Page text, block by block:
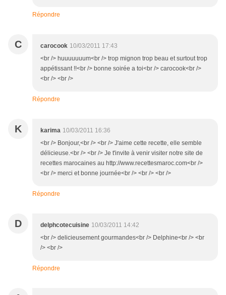
Répondre
C carocook 10/03/2011 17:43
<br /> huuuuuuum<br /> trop mignon trop beau et surtout trop
appétissant !!<br /> bonne soirée a toi<br /> carocook<br />
<br /> <br />
Répondre
K karima 10/03/2011 16:36
<br /> Bonjour,<br /> <br /> J'aime cette recette, elle semble
délicieuse.<br /> <br /> Je t'invite à venir visiter notre site de
recettes marocaines au http://www.recettesmaroc.com<br />
<br /> merci et bonne journée<br /> <br /> <br />
Répondre
D delphcotecuisine 10/03/2011 14:42
<br /> delicieusement gourmandes<br /> Delphine<br /> <br
/> <br />
Répondre